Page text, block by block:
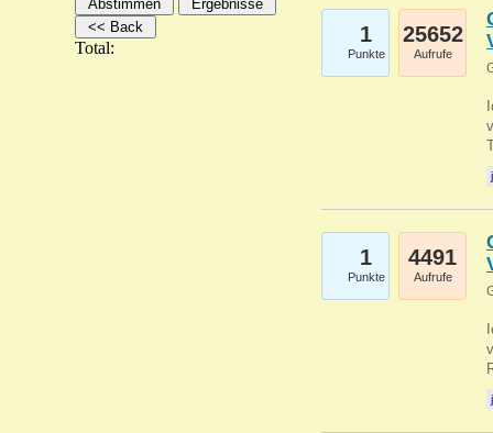
Total:
1
Punkte
25652
Aufrufe
1
Punkte
4491
Aufrufe